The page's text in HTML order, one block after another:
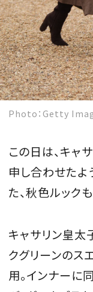
Photo：Getty
この日は、キャ
申し合わせたよ
た、秋色ルック
キャサリン皇太
クグリーンのス
用。インナーに